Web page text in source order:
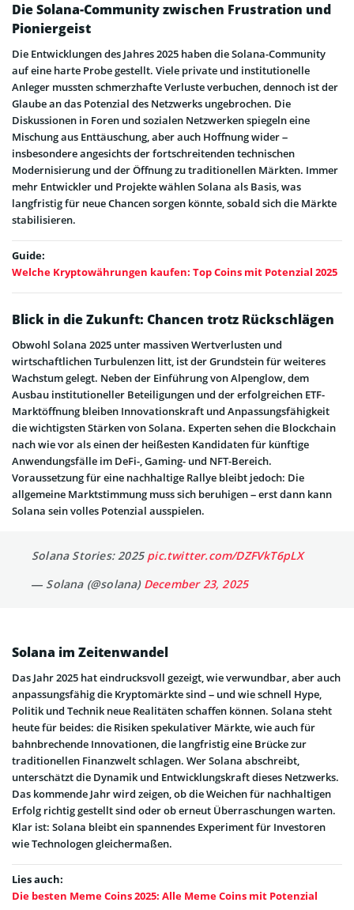
Die Solana-Community zwischen Frustration und
Pioniergeist
Die Entwicklungen des Jahres 2025 haben die Solana-Community
auf eine harte Probe gestellt. Viele private und institutionelle
Anleger mussten schmerzhafte Verluste verbuchen, dennoch ist der
Glaube an das Potenzial des Netzwerks ungebrochen. Die
Diskussionen in Foren und sozialen Netzwerken spiegeln eine
Mischung aus Enttäuschung, aber auch Hoffnung wider –
insbesondere angesichts der fortschreitenden technischen
Modernisierung und der Öffnung zu traditionellen Märkten. Immer
mehr Entwickler und Projekte wählen Solana als Basis, was
langfristig für neue Chancen sorgen könnte, sobald sich die Märkte
stabilisieren.
Guide:
Welche Kryptowährungen kaufen: Top Coins mit Potenzial 2025
Blick in die Zukunft: Chancen trotz Rückschlägen
Obwohl Solana 2025 unter massiven Wertverlusten und
wirtschaftlichen Turbulenzen litt, ist der Grundstein für weiteres
Wachstum gelegt. Neben der Einführung von Alpenglow, dem
Ausbau institutioneller Beteiligungen und der erfolgreichen ETF-
Marktöffnung bleiben Innovationskraft und Anpassungsfähigkeit
die wichtigsten Stärken von Solana. Experten sehen die Blockchain
nach wie vor als einen der heißesten Kandidaten für künftige
Anwendungsfälle im DeFi-, Gaming- und NFT-Bereich.
Voraussetzung für eine nachhaltige Rallye bleibt jedoch: Die
allgemeine Marktstimmung muss sich beruhigen – erst dann kann
Solana sein volles Potenzial ausspielen.
Solana Stories: 2025 pic.twitter.com/DZFVkT6pLX
— Solana (@solana) December 23, 2025
Solana im Zeitenwandel
Das Jahr 2025 hat eindrucksvoll gezeigt, wie verwundbar, aber auch
anpassungsfähig die Kryptomärkte sind – und wie schnell Hype,
Politik und Technik neue Realitäten schaffen können. Solana steht
heute für beides: die Risiken spekulativer Märkte, wie auch für
bahnbrechende Innovationen, die langfristig eine Brücke zur
traditionellen Finanzwelt schlagen. Wer Solana abschreibt,
unterschätzt die Dynamik und Entwicklungskraft dieses Netzwerks.
Das kommende Jahr wird zeigen, ob die Weichen für nachhaltigen
Erfolg richtig gestellt sind oder ob erneut Überraschungen warten.
Klar ist: Solana bleibt ein spannendes Experiment für Investoren
wie Technologen gleichermaßen.
Lies auch:
Die besten Meme Coins 2025: Alle Meme Coins mit Potenzial